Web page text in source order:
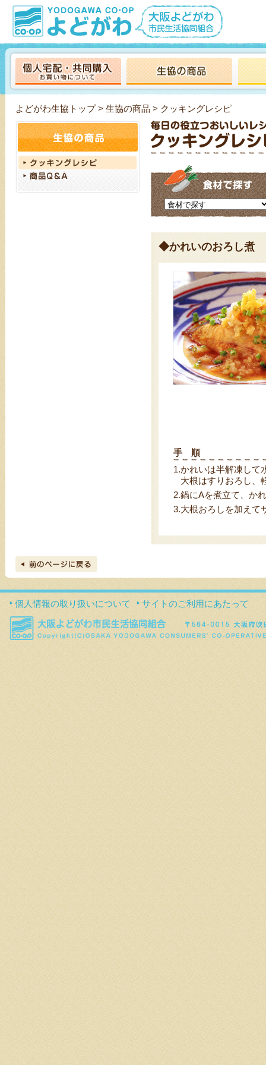
よどがわ生協トップ> 生協の商品 > クッキングレシピ
◆かれいのおろし煮
手 順
1.かれいは半解凍して
大根はすりおろし、
2.鍋にAを煮立て、か
3.大根おろしを加えて
個人情報の取り扱いについて サイトのご利用にあたって